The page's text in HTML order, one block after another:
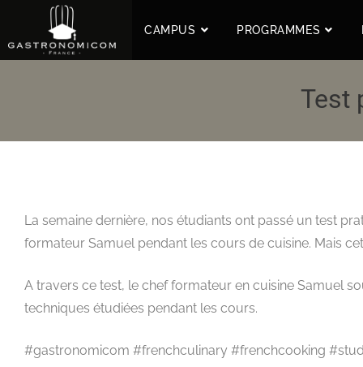
CAMPUS PROGRAMMES
Test
La semaine dernière, nos étudiants ont passé un test
formateur Samuel pendant les cours de cuisine. Mais
A travers ce test, le chef formateur en cuisine Samuel
techniques étudiées pendant les cours.
#gastronomicom #frenchculinary #frenchcooking